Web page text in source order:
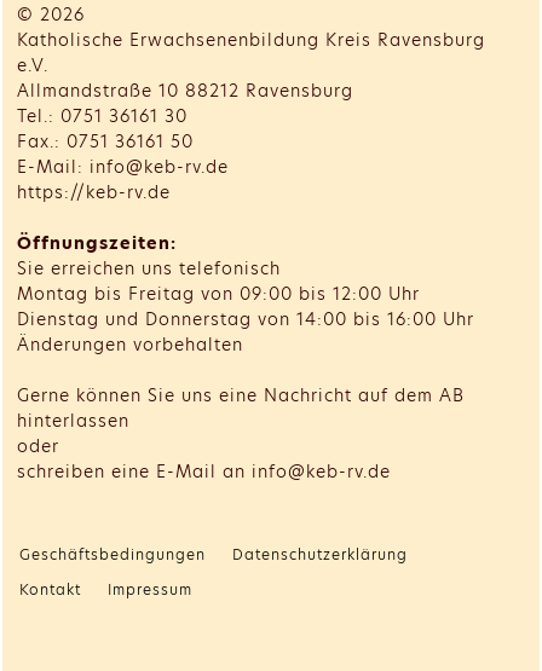
© 2026
Katholische Erwachsenenbildung Kreis Ravensburg
e.V.
Allmandstraße 10 88212 Ravensburg
Tel.: 0751 36161 30
Fax.: 0751 36161 50
E-Mail: info@keb-rv.de
https://keb-rv.de
Öffnungszeiten:
Sie erreichen uns telefonisch
Montag bis Freitag von 09:00 bis 12:00 Uhr
Dienstag und Donnerstag von 14:00 bis 16:00 Uhr
Änderungen vorbehalten
Gerne können Sie uns eine Nachricht auf dem AB
hinterlassen
oder
schreiben eine E-Mail an info@keb-rv.de
Geschäftsbedingungen
Datenschutzerklärung
Kontakt
Impressum